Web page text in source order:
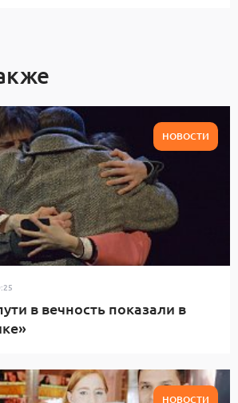
НОВОСТИ
в вечность показали в
НОВОСТИ